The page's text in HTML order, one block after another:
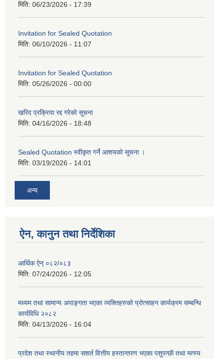
मिति: 06/23/2026 - 17:39
Invitation for Sealed Quotation
मिति: 06/10/2026 - 11:07
Invitation for Sealed Quotation
मिति: 05/26/2026 - 00:00
खरिद प्रक्रिया रद्द गरेको सूचना
मिति: 04/16/2026 - 18:48
Sealed Quotation स्वीकृत गर्ने आशयको सूचना ।
मिति: 03/19/2026 - 14:01
अन्य
ऐन, कानुन तथा निर्देशिका
आर्थिक ऐन् ०८२/०८३
मिति: 07/24/2026 - 12:05
मध्यम तथा सामान्य अपाङ्गता भएका व्यक्तिहरुको प्रोत्साहन कार्यक्रम सम्बन्धि
कार्यविधि २०८२
मिति: 04/13/2026 - 16:04
प्रदेश तथा स्थानीय तहमा सशर्त वित्तीय हस्तान्तरण भएका पशुपन्छी तथा मत्स्य